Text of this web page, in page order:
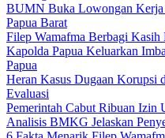
BUMN Buka Lowongan Kerja
Papua Barat
Filep Wamafma Berbagi
Kapolda Papua Keluarkan
Papua
Heran Kasus Dugaan Korupsi
Evaluasi
Pemerintah Cabut Ribuan Izin
Analisis BMKG Jelaskan